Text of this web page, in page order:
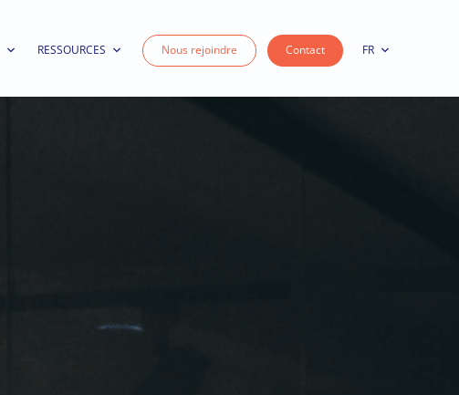
RESSOURCES Nous rejoindre Contact FR